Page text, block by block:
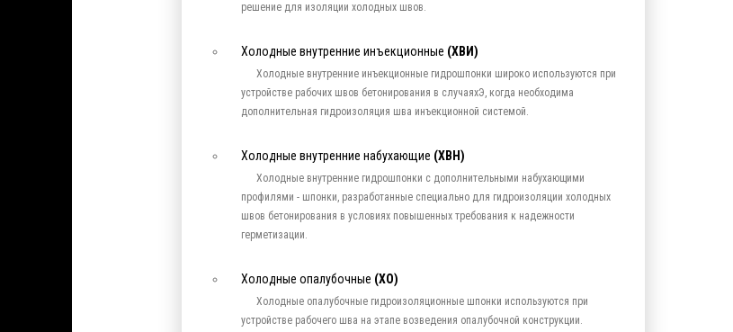
решение для изоляции холодных швов.
Холодные внутренние инъекционные (ХВИ)
Холодные внутренние инъекционные гидрошпонки широко используются при
устройстве рабочих швов бетонирования в случаяхЭ, когда необходима
дополнительная гидроизоляция шва инъекционной системой.
Холодные внутренние набухающие (ХВН)
Холодные внутренние гидрошпонки с дополнительными набухающими
профилями - шпонки, разработанные специально для гидроизоляции холодных
швов бетонирования в условиях повышенных требования к надежности
герметизации.
Холодные опалубочные (ХО)
Холодные опалубочные гидроизоляционные шпонки используются при
устройстве рабочего шва на этапе возведения опалубочной конструкции.